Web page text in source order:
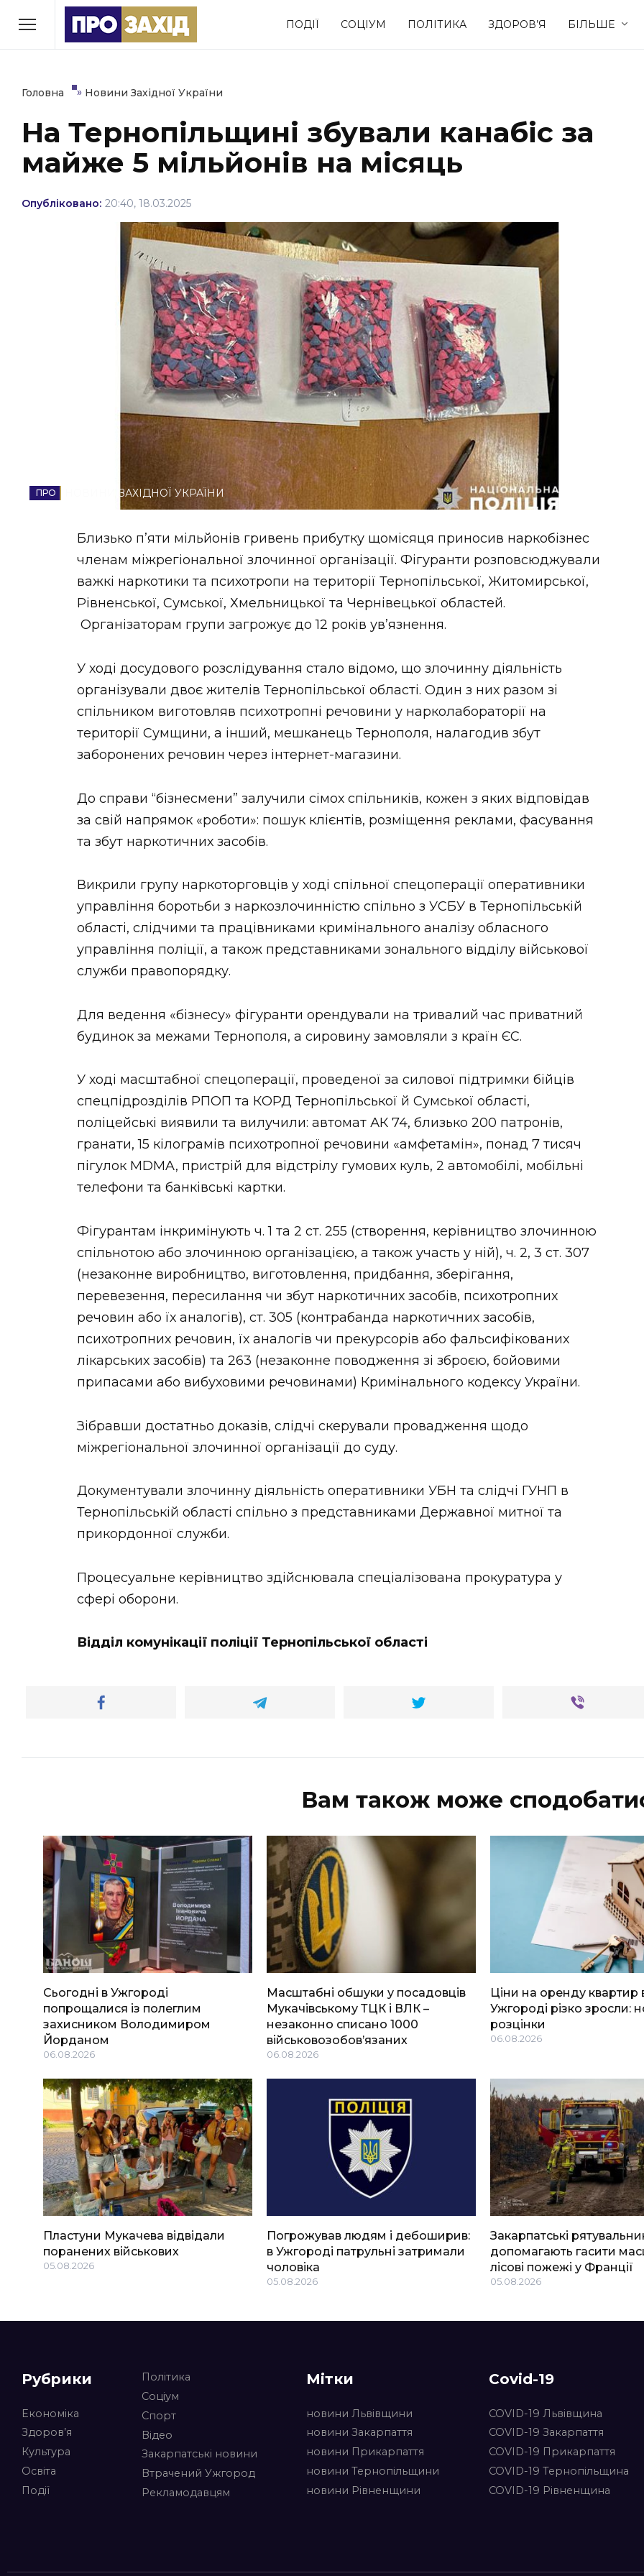
ПОДІЇ СОЦІУМ ПОЛІТИКА ЗДОРОВ’Я БІЛЬШЕ
РУБРИКИ
Економіка Здоров’я
Політика Соціум Спорт Стиль
Втрачений Ужгород
ЗАКАРПАТСЬКІ НОВИНИ
НОВИНИ ЗАХІДНОЇ УКРАЇНИ
ВІДЕО
Головна » Новини Західної України
На Тернопільщині збували канабіс за
майже 5 мільйонів на місяць
Опубліковано: 20:40, 18.03.2025
НОВИНИ ЗАХІДНОЇ УКРАЇНИ
Близько п’яти мільйонів гривень прибутку щомісяця приносив наркобізнес
членам міжрегіональної злочинної організації. Фігуранти розповсюджували
важкі наркотики та психотропи на території Тернопільської, Житомирської,
Рівненської, Сумської, Хмельницької та Чернівецької областей.
Організаторам групи загрожує до 12 років ув’язнення.
У ході досудового розслідування стало відомо, що злочинну діяльність
організували двоє жителів Тернопільської області. Один з них разом зі
спільником виготовляв психотропні речовини у нарколабораторії на
території Сумщини, а інший, мешканець Тернополя, налагодив збут
заборонених речовин через інтернет-магазини.
До справи “бізнесмени” залучили сімох спільників, кожен з яких відповідав
за свій напрямок «роботи»: пошук клієнтів, розміщення реклами, фасування
та збут наркотичних засобів.
Викрили групу наркоторговців у ході спільної спецоперації оперативники
управління боротьби з наркозлочинністю спільно з УСБУ в Тернопільській
області, слідчими та працівниками кримінального аналізу обласного
управління поліції, а також представниками зонального відділу військової
служби правопорядку.
Для ведення «бізнесу» фігуранти орендували на тривалий час приватний
будинок за межами Тернополя, а сировину замовляли з країн ЄС.
У ході масштабної спецоперації, проведеної за силової підтримки бійців
спецпідрозділів РПОП та КОРД Тернопільської й Сумської області,
поліцейські виявили та вилучили: автомат АК 74, близько 200 патронів,
гранати, 15 кілограмів психотропної речовини «амфетамін», понад 7 тисяч
пігулок MDMA, пристрій для відстрілу гумових куль, 2 автомобілі, мобільні
телефони та банківські картки.
Фігурантам інкримінують ч. 1 та 2 ст. 255 (створення, керівництво злочинною
спільнотою або злочинною організацією, а також участь у ній), ч. 2, 3 ст. 307
(незаконне виробництво, виготовлення, придбання, зберігання,
перевезення, пересилання чи збут наркотичних засобів, психотропних
речовин або їх аналогів), ст. 305 (контрабанда наркотичних засобів,
психотропних речовин, їх аналогів чи прекурсорів або фальсифікованих
лікарських засобів) та 263 (незаконне поводження зі зброєю, бойовими
припасами або вибуховими речовинами) Кримінального кодексу України.
Зібравши достатньо доказів, слідчі скерували провадження щодо
міжрегіональної злочинної організації до суду.
Документували злочинну діяльність оперативники УБН та слідчі ГУНП в
Тернопільській області спільно з представниками Державної митної та
прикордонної служби.
Процесуальне керівництво здійснювала спеціалізована прокуратура у
сфері оборони.
Відділ комунікації поліції Тернопільської області
Вам також може
Сьогодні в Ужгороді
попрощалися із полеглим
захисником Володимиром
Йорданом
06.08.2026
Масштабні обшуки у посадовців
Мукачівському ТЦК і ВЛК –
незаконно списано 1000
військовозобов’язаних
06.08.2026
Ціни на оренду квартир
Ужгороді різко зросли:
розцінки
06.08.2026
Пластуни Мукачева відвідали
поранених військових
05.08.2026
Погрожував людям і дебоширив:
в Ужгороді патрульні затримали
чоловіка
05.08.2026
Закарпатські
допомагають гасити
лісові пожежі у Франції
05.08.2026
Рубрики
Економіка
Здоров’я
Культура
Освіта
Події
Політика
Соціум
Спорт
Відео
Закарпатські новини
Втрачений Ужгород
Рекламодавцям
Мітки
новини Львівщини
новини Закарпаття
новини Прикарпаття
новини Тернопільщини
новини Рівненщини
Covid-19
COVID-19 Львівщина
COVID-19 Закарпаття
COVID-19 Прикарпаття
COVID-19 Тернопільщина
COVID-19 Рівненщина